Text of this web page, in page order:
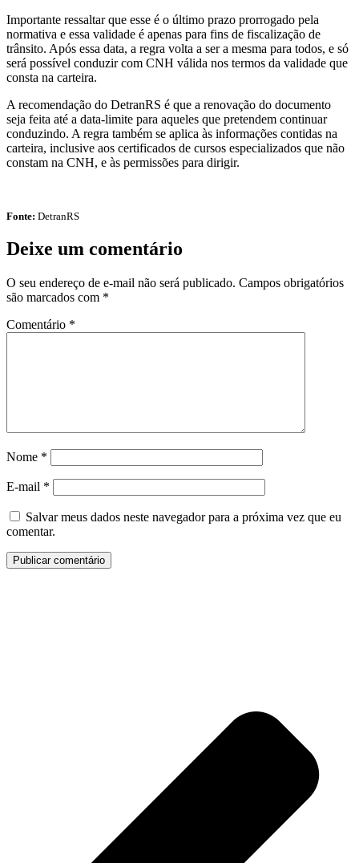
Importante ressaltar que esse é o último prazo prorrogado pela
normativa e essa validade é apenas para fins de fiscalização de
trânsito. Após essa data, a regra volta a ser a mesma para todos, e só
será possível conduzir com CNH válida nos termos da validade que
consta na carteira.
A recomendação do DetranRS é que a renovação do documento
seja feita até a data-limite para aqueles que pretendem continuar
conduzindo. A regra também se aplica às informações contidas na
carteira, inclusive aos certificados de cursos especializados que não
constam na CNH, e às permissões para dirigir.
Fonte: DetranRS
Deixe um comentário
O seu endereço de e-mail não será publicado. Campos obrigatórios
são marcados com *
Comentário *
Nome *
E-mail *
Salvar meus dados neste navegador para a próxima vez que eu
comentar.